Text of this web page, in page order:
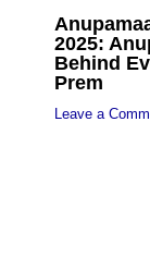
2025:
Behind
Prem
Leave a